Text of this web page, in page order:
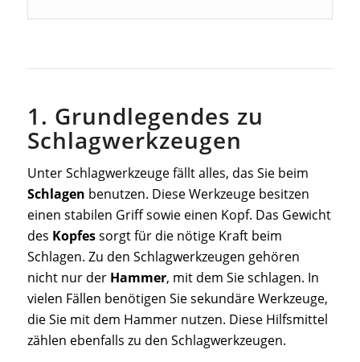
1. Grundlegendes zu
Schlagwerkzeugen
Unter Schlagwerkzeuge fällt alles, das Sie beim
Schlagen benutzen. Diese Werkzeuge besitzen
einen stabilen Griff sowie einen Kopf. Das Gewicht
des Kopfessorgt für die nötige Kraft beim
Schlagen. Zu den Schlagwerkzeugen gehören
nicht nur der Hammer, mit dem Sie schlagen. In
vielen Fällen benötigen Sie sekundäre Werkzeuge,
die Sie mit dem Hammer nutzen. Diese Hilfsmittel
zählen ebenfalls zu den Schlagwerkzeugen.